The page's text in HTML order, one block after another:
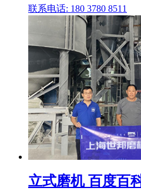
联系电话: 180 3780 8511
立式磨机 百度百